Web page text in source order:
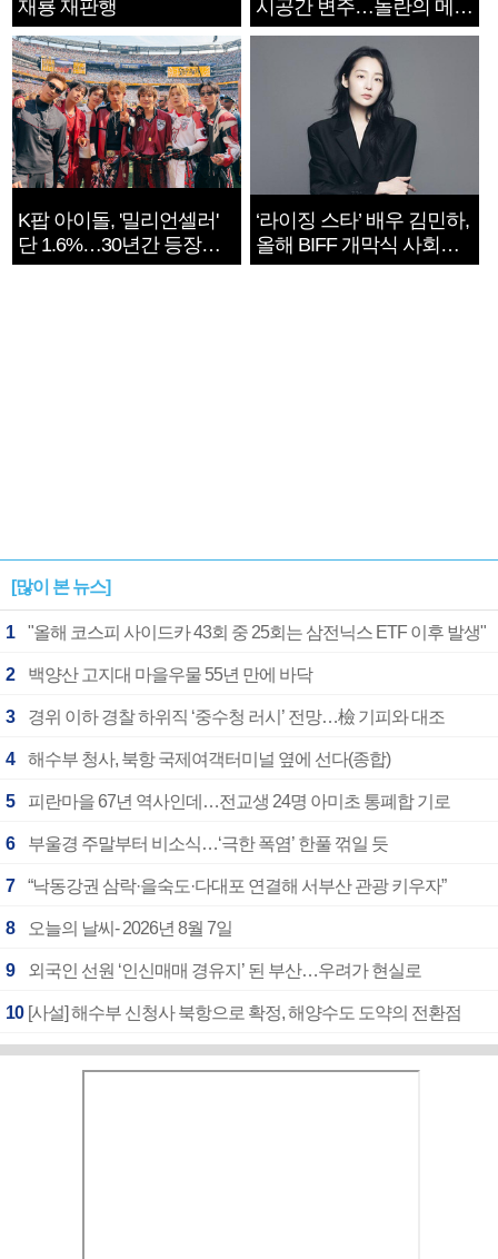
재룡 재판행
시공간 변주…놀란의 메시
지는 ‘전쟁 속죄’
K팝 아이돌, '밀리언셀러'
단 1.6%…30년간 등장
1182개팀 전수조사
‘라이징 스타’ 배우 김민하,
올해 BIFF 개막식 사회자
확정
[많이 본 뉴스]
1 "올해 코스피 사이드카 43회 중 25회는 삼전닉스 ETF 이후 발생"
2 백양산 고지대 마을우물 55년 만에 바닥
3 경위 이하 경찰 하위직 ‘중수청 러시’ 전망…檢 기피와 대조
4 해수부 청사, 북항 국제여객터미널 옆에 선다(종합)
5 피란마을 67년 역사인데…전교생 24명 아미초 통폐합 기로
6 부울경 주말부터 비소식…‘극한 폭염’ 한풀 꺾일 듯
7 “낙동강권 삼락·을숙도·다대포 연결해 서부산 관광 키우자”
8 오늘의 날씨- 2026년 8월 7일
9 외국인 선원 ‘인신매매 경유지’ 된 부산…우려가 현실로
10 [사설] 해수부 신청사 북항으로 확정, 해양수도 도약의 전환점